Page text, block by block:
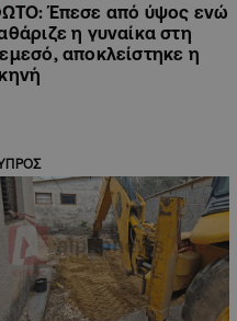
Έπεσε από ύψος ενώ
η γυναίκα στη
αποκλείστηκε η